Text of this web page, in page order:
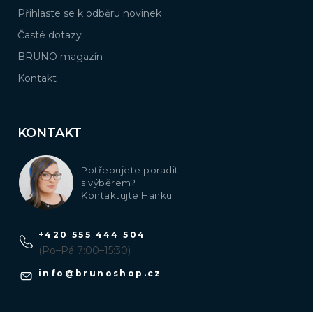
Přihlaste se k odběru novinek
Časté dotazy
BRUNO magazín
Kontakt
KONTAKT
Potřebujete poradit
s výběrem?
Kontaktujte Hanku
info @ brunoshop.cz
+420 555 444 504
(Po–Pá 7:00–15:30)